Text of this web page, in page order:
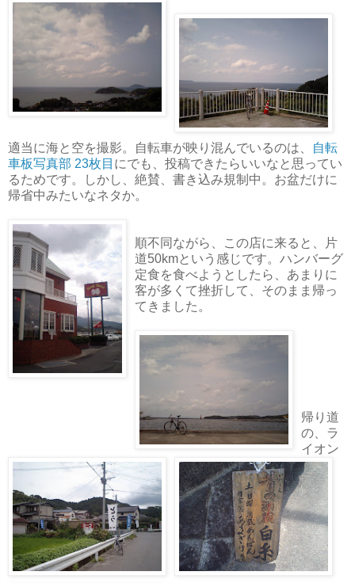
適当に海と空を撮影。自転車が映り混んでいるのは、
自転
車板写真部 23枚目 にでも、投稿できたらいいなと思ってい
るためです。しかし、絶賛、書き込み規制中。お盆だけに
帰省中みたいなネタか。
順不同ながら、この店に来ると、片
道50kmという感じです。ハンバーグ
定食を食べようとしたら、あまりに
客が多くて挫折して、そのまま帰っ
てきました。
帰り道
の、ラ
イオン